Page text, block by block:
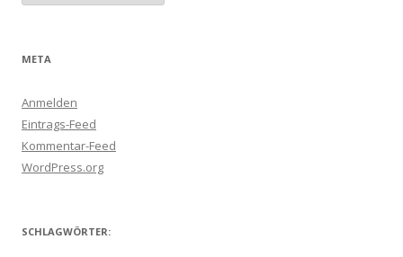
META
Anmelden
Eintrags-Feed
Kommentar-Feed
WordPress.org
SCHLAGWÖRTER: